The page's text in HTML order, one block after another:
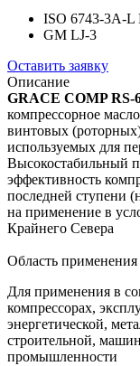
ISO 6743-3A-L
GM LJ-3
Оставить заявку
Описание
GRACE COMP RS-
компрессорное
винтовых
используемых для
Высокостабильный
эффективность
последней ступени
на применение в
Крайнего Севера
Область применения
Для применения в
компрессорах,
энергетической,
строительной,
промышленности